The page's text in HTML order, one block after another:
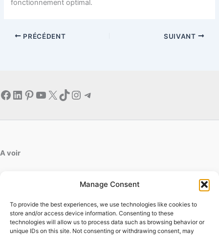
Manage Consent
To provide the best experiences, we use technologies like cookies to
store and/or access device information. Consenting to these
technologies will allow us to process data such as browsing behavior or
unique IDs on this site. Not consenting or withdrawing consent, may
fonctionnement optimal.
PRÉCÉDENT SUIVANT
Facebook
LinkedIn
Pinterest
YouTube
X TikTok
Instagram
Telegram
A voir
Contact
Mentions légales
Conditions générales d'utilisation